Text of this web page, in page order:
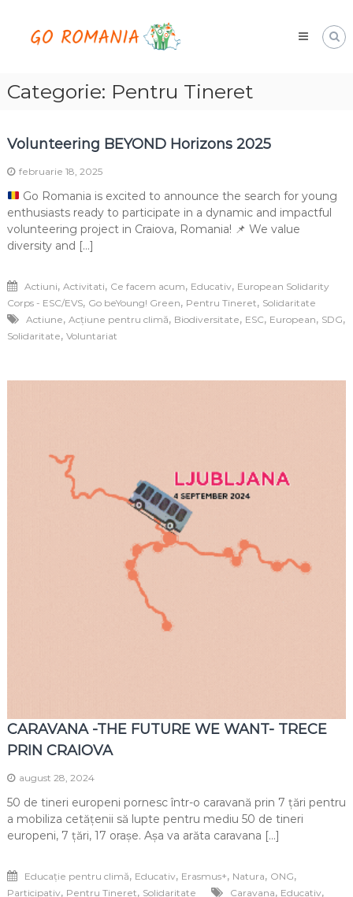
contentRomania
Categorie: Pentru Tineret
Volunteering BEYOND Horizons 2025
februarie 18, 2025
Go Romania is excited to announce the search for young
enthusiasts ready to participate in a dynamic and impactful
volunteering project in Craiova, Romania! 📌 We value
diversity and […]
Actiuni, Activitati, Ce facem acum, Educativ, European Solidarity
Corps - ESC/EVS, Go beYoung! Green, Pentru Tineret, Solidaritate
Actiune, Acțiune pentru climă, Biodiversitate, ESC, European, SDG,
Solidaritate, Voluntariat
CARAVANA -THE FUTURE WE WANT- TRECE
PRIN CRAIOVA
august 28, 2024
50 de tineri europeni pornesc într-o caravană prin 7 țări pentru
a mobiliza cetățenii să lupte pentru mediu 50 de tineri
europeni, 7 țări, 17 orașe. Așa va arăta caravana […]
Educație pentru climă, Educativ, Erasmus+, Natura, ONG,
Participativ, Pentru Tineret, Solidaritate Caravana, Educativ,